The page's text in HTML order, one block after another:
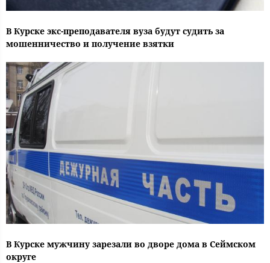
В Курске экс-преподавателя вуза будут судить за
мошенничество и получение взятки
В Курске мужчину зарезали во дворе дома в Сеймском
округе